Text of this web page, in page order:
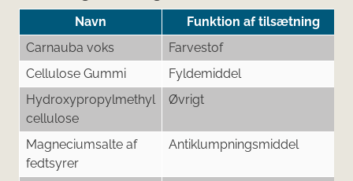
Navn
Funktion af tilsætning
Carnauba voks
Farvestof
Cellulose Gummi
Fyldemiddel
Hydroxypropylmethyl
cellulose
Øvrigt
Magneciumsalte af
fedtsyrer
Antiklumpningsmiddel